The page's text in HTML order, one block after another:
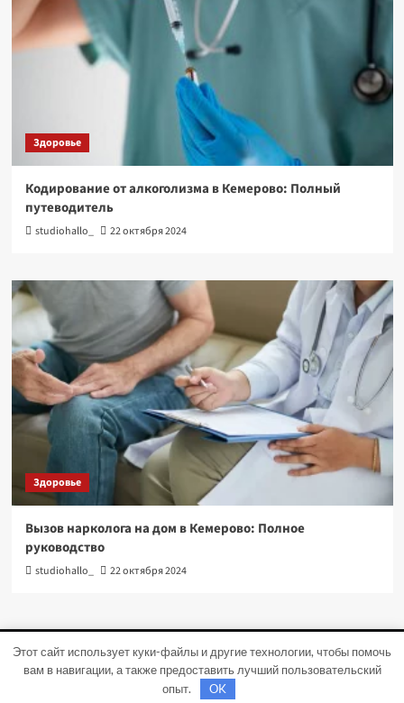
Здоровье
Кодирование от алкоголизма в Кемерово: Полный
путеводитель
studiohallo_ 22 октября 2024
Здоровье
Вызов нарколога на дом в Кемерово: Полное
руководство
studiohallo_ 22 октября 2024
Copyright © Все права защищены.|CoverNewsот AF
themes.
Этот сайт использует куки-файлы и другие технологии, чтобы помочь
вам в навигации, а также предоставить лучший пользовательский
опыт.
OK